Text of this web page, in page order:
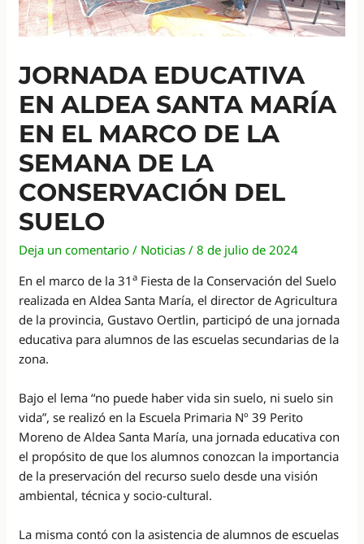
JORNADA EDUCATIVA
EN ALDEA SANTA MARÍA
EN EL MARCO DE LA
SEMANA DE LA
CONSERVACIÓN DEL
SUELO
Deja un comentario / Noticias /8 de julio de 2024
En el marco de la 31a Fiesta de la Conservación del Suelo
realizada en Aldea Santa María, el director de Agricultura
de la provincia, Gustavo Oertlin, participó de una jornada
educativa para alumnos de las escuelas secundarias de la
zona.
Bajo el lema “no puede haber vida sin suelo, ni suelo sin
vida”, se realizó en la Escuela Primaria Nº 39 Perito
Moreno de Aldea Santa María, una jornada educativa con
el propósito de que los alumnos conozcan la importancia
de la preservación del recurso suelo desde una visión
ambiental, técnica y socio-cultural.
La misma contó con la asistencia de alumnos de escuelas